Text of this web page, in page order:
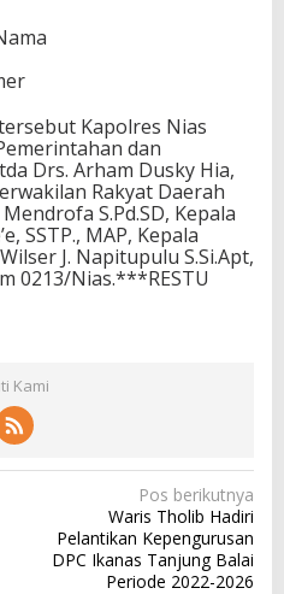
Kapolres Nias
dan
Drs. Arham Dusky Hia,
Rakyat Daerah
S.Pd.SD, Kepala
SSTP., MAP, Kepala
J. Napitupulu S.Si.Apt,
0213/Nias.***RESTU
Kami
Pos berikutnya
Waris Tholib Hadiri
Pelantikan Kepengurusan
DPC Ikanas Tanjung Balai
Periode 2022-2026